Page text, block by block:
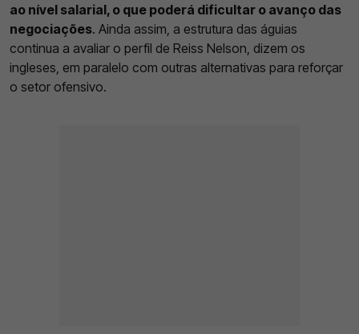
ao nível salarial, o que poderá dificultar o avanço das
negociações. Ainda assim, a estrutura das águias
continua a avaliar o perfil de Reiss Nelson, dizem os
ingleses, em paralelo com outras alternativas para reforçar
o setor ofensivo.